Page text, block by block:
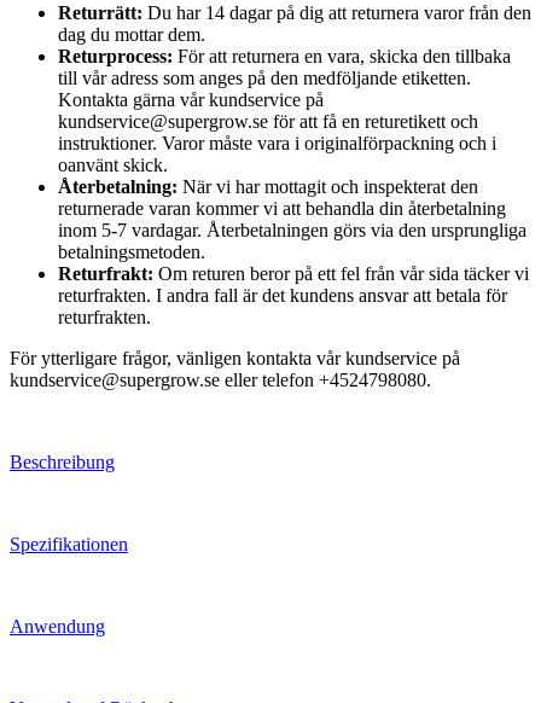
Returrätt: Du har 14 dagar på dig att returnera varor från den
dag du mottar dem.
Returprocess: För att returnera en vara, skicka den tillbaka
till vår adress som anges på den medföljande etiketten.
Kontakta gärna vår kundservice på
kundservice@supergrow.se för att få en returetikett och
instruktioner. Varor måste vara i originalförpackning och i
oanvänt skick.
Återbetalning: När vi har mottagit och inspekterat den
returnerade varan kommer vi att behandla din återbetalning
inom 5-7 vardagar. Återbetalningen görs via den ursprungliga
betalningsmetoden.
Returfrakt: Om returen beror på ett fel från vår sida täcker vi
returfrakten. I andra fall är det kundens ansvar att betala för
returfrakten.
För ytterligare frågor, vänligen kontakta vår kundservice på
kundservice@supergrow.se eller telefon +4524798080.
Beschreibung
Spezifikationen
Anwendung